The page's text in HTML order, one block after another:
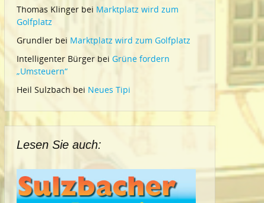
Thomas Klinger bei Marktplatz wird zum
Golfplatz
Grundler bei Marktplatz wird zum Golfplatz
Intelligenter Bürger bei Grüne fordern
„Umsteuern“
Heil Sulzbach bei Neues Tipi
Lesen Sie auch: